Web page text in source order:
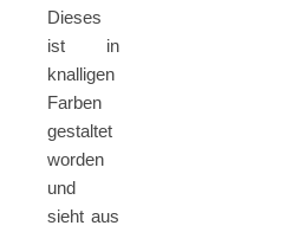
Dieses
ist in
knalligen
Farben
gestaltet
worden
und
sieht aus